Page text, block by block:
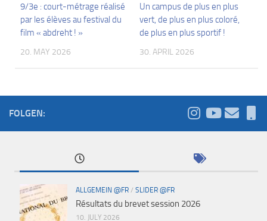
9/3e : court-métrage réalisé
par les élèves au festival du
film « abdreht ! »
20. MAY 2026
Un campus de plus en plus
vert, de plus en plus coloré,
de plus en plus sportif !
30. APRIL 2026
FOLGEN:
ALLGEMEIN @FR / SLIDER @FR
Résultats du brevet session 2026
10. JULY 2026